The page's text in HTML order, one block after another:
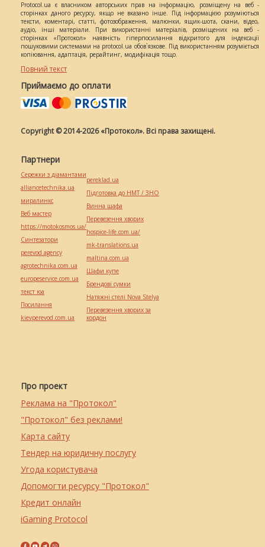
Protocol.ua є власником авторських прав на інформацію, розміщену на веб -
сторінках даного ресурсу, якщо не вказано інше. Під інформацією розуміються
тексти, коментарі, статті, фотозображення, малюнки, ящик-шота, скани, відео,
аудіо, інші матеріали. При використанні матеріалів, розміщених на веб -
сторінках «Протокол» наявність гіперпосилання відкритого для індексації
пошуковими системами на protocol.ua обов`язкове. Під використанням розуміється
копіювання, адаптація, рерайтинг, модифікація тощо.
Повний текст
Приймаємо до оплати
Copyright © 2014-2026 «Протокол». Всі права захищені.
Про проект
Реклама на "Протокол"
"Протокол" без реклами!
Карта сайту
Тендер на юридичну послугу
Угода користувача
Допомогти ресурсу "Протокол"
Кредит онлайн
iGaming Protocol
Партнери
Сережки з діамантами
alliancetechnika.ua
миралинкс
Веб мастер
https://motokosmos.ua/
Синтезатори
perevod.agency
agrotechnika.com.ua
europeservice.com.ua
текст юа
Посилання
kievperevod.com.ua
pereklad.ua
Підготовка до НМТ / ЗНО
Винна шафа
Перевезення хворих
hospice-life.com.ua/
mk-translations.ua
maltina.com.ua
Шафи купе
Брендові сумки
Натяжні стелі Nova Stelya
Перевезення хворих за
кордон